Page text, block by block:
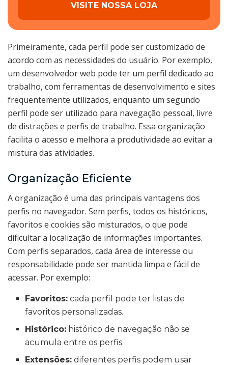
VISITE NOSSA LOJA
Primeiramente, cada perfil pode ser customizado de
acordo com as necessidades do usuário. Por exemplo,
um desenvolvedor web pode ter um perfil dedicado ao
trabalho, com ferramentas de desenvolvimento e sites
frequentemente utilizados, enquanto um segundo
perfil pode ser utilizado para navegação pessoal, livre
de distrações e perfis de trabalho. Essa organização
facilita o acesso e melhora a produtividade ao evitar a
mistura das atividades.
Organização Eficiente
A organização é uma das principais vantagens dos
perfis no navegador. Sem perfis, todos os históricos,
favoritos e cookies são misturados, o que pode
dificultar a localização de informações importantes.
Com perfis separados, cada área de interesse ou
responsabilidade pode ser mantida limpa e fácil de
acessar. Por exemplo:
Favoritos: cada perfil pode ter listas de
favoritos personalizadas.
Histórico: histórico de navegação não se
acumula entre os perfis.
Extensões: diferentes perfis podem usar